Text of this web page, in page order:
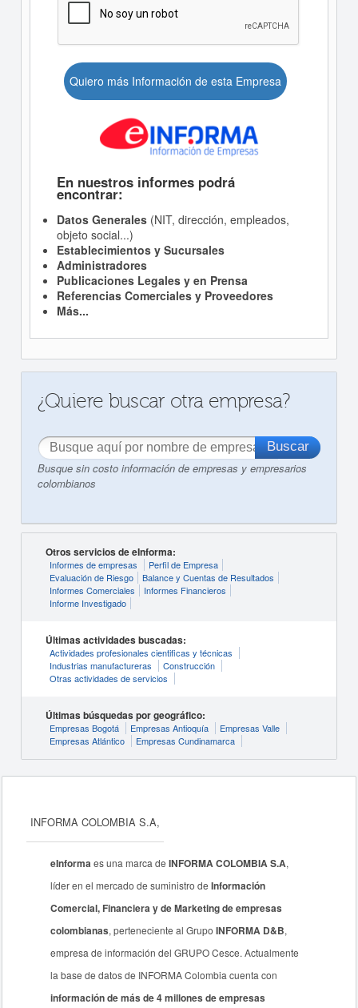
Quiero más Información de esta Empresa
En nuestros informes podrá
encontrar:
Datos Generales(NIT, dirección, empleados,
objeto social...)
Establecimientos y Sucursales
Administradores
Publicaciones Legales y en Prensa
Referencias Comerciales y Proveedores
Más...
¿Quiere buscar otra empresa?
Busque sin costo información de empresas y empresarios
colombianos
Otros servicios de eInforma:
Informes de empresas
Perfil de Empresa
Evaluación de Riesgo
Balance y Cuentas de Resultados
Informes Comerciales
Informes Financieros
Informe Investigado
Últimas actividades buscadas:
Actividades profesionales cientificas y técnicas
Industrias manufactureras
Construcción
Otras actividades de servicios
Últimas búsquedas por geográfico:
Empresas Bogotá Empresas Antioquía
Empresas Valle
Empresas Atlántico
Empresas Cundinamarca
INFORMA COLOMBIA S.A,
eInformaes una marca deINFORMA COLOMBIA S.A,
líder en el mercado de suministro deInformación
Comercial, Financiera y de Marketing de empresas
colombianas, perteneciente al GrupoINFORMA D&B,
empresa de información del GRUPO Cesce. Actualmente
la base de datos de INFORMA Colombia cuenta con
información de más de 4 millones de empresas